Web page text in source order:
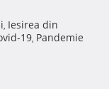
, Iesirea din
19, Pandemie